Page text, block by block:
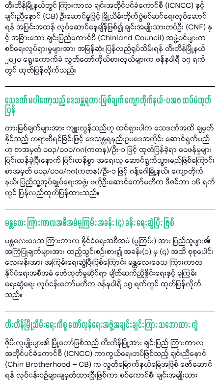
တီးတိန်မြို့နယ်တွင် ကြားကာလ ချင်းအတိုင်ပင်ခံကောင်စီ (ICNCC) နှင့်
ချင်းညီနောင် (CB) ဦးဆောင်မှုဖြင့် မြို့သိမ်းတိုက်ပွဲစစ်ဆင်ရေးလုပ်ဆောင်
ရန် အပြင်းအထန် လုပ်ဆောင်နေချိန်ဖြစ်၍ ချင်းအမျိုးသားတပ်ဦး (CNF) နှ
င့် အခြားသော ချင်းပြည်ကောင်စီ (Chinland Council) အဖွဲ့ဝင်များက
စစ်ရေးလှုပ်ရှားမှုများအား အမြန်ဆုံး ပြန်လည်ရုပ်သိမ်းရန် တီးတိန်မြို့နယ်
၂၀၂၀ ရွေးကောက်ခံ လွှတ်တော်ကိုယ်စားလှယ်များက ဇန်နဝါရီ ၁၇ ရက်
တွင် ထုတ်ပြန်လိုက်သည်။
သေဒဏ် မပါတော့သည့် ဒေသန္တရတားမြစ်ချက် ကျောတိုက်နယ်-ပအဖ ထပ်မံထုတ်
ပြန်
တားမြစ်ချက်များအား ကျူးလွန်သည်ဟု ထင်ရှားပါက သေဒဏ်အထိ ချမှတ်
နိုင်သည့် တရားစီရင်ခြင်းဖြင့် ဒေသန္တရနည်းဥပဒေအတိုင်း ဆောင်ရွက်မည်
ဟု စာအမှတ် ၀၀၃/၀၁၀/ဂဂ(ကတန)/ဦး-၁ ဖြင့် ထုတ်ပြန်ခဲ့ရာ ဝေဖန်မှုများ
ပြင်းထန်ခဲ့ပြီးနောက် ပြင်းထန်စွာ အရေးယူ ဆောင်ရွက်သွားမည်ဖြစ်ကြောင်း
စာအမှတ် ၀၀၃/၀၁၀/ဂဂ(ကတန)/ဦး-၁ ဖြင့် ဂန့်ဂေါမြို့နယ်၊ ကျောတိုက်
နယ်၊ ပြည်သူ့အုပ်ချုပ်ရေးအဖွဲ့၊ ဗဟိုဦးဆောင်ကော်မတီက ဒီဇင်ဘာ ၁၆ ရက်
တွင် ပြန်လည်ထုတ်ပြန်ထားသည်။
မန္တလေး ကြားကာလအစီအမံမူကြမ်း အခန်း (၄) ခန်း ရေးဆွဲပြီး ဖြစ်
မန္တလေးဒေသ ကြားကာလ နိုင်ငံရေးအစီအမံ (မူကြမ်း) အား ပြည်သူများ၏
အကြံပြုချက်များအား ထည့်သွင်းစဉ်းစား၍ အခန်း(၁) မှ (၄) အထိ စုစုပေါင်း
လေးခန်းအား အကြမ်းရေးဆွဲပြီးဖြစ်ကြောင်း မန္တလေးဒေသ ကြားကာလ
နိုင်ငံရေးအစီအမံ ဖော်ထုတ်မှုဆိုင်ရာ ချိတ်ဆက်ညှိနှိုင်းရေးနှင့် မူကြမ်း
ရေးဆွဲရေး လုပ်ငန်းကော်မတီက ဇန်နဝါရီ ၁၅ ရက်တွင် ထုတ်ပြန်လိုက်
သည်။
တီးတိန်မြို့သိမ်းရေးကိစ္စ တော်လှန်ရေးအဖွဲ့အချင်းချင်းကြား သဘောထား ကွဲ
ဇိုမီးလူမျိုးများ၏ မြို့တော်ဖြစ်သည် တီးတိန်မြို့အား ချင်းပြည် ကြားကာလ
အတိုင်ပင်ခံကောင်စီ (ICNCC) ကာကွယ်ရေးတပ်ဖြစ်သည့် ချင်းညီနောင်
(Chin Brotherhood – CB) က လွတ်မြောက်နယ်မြေအဖြစ် ဖော်ဆောင်
ရန် လုပ်ငန်းစဉ်များချမှတ်ထားပြီးဖြစ်ကာ စစ်ကောင်စီ၊ ချင်းအမျိုးသား